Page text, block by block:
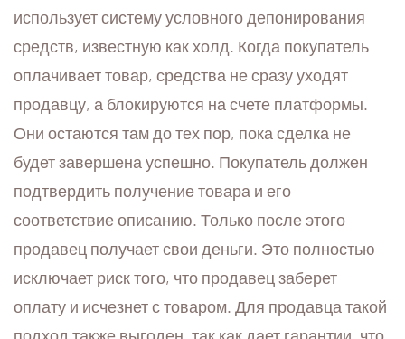
использует систему условного депонирования
средств, известную как холд. Когда покупатель
оплачивает товар, средства не сразу уходят
продавцу, а блокируются на счете платформы.
Они остаются там до тех пор, пока сделка не
будет завершена успешно. Покупатель должен
подтвердить получение товара и его
соответствие описанию. Только после этого
продавец получает свои деньги. Это полностью
исключает риск того, что продавец заберет
оплату и исчезнет с товаром. Для продавца такой